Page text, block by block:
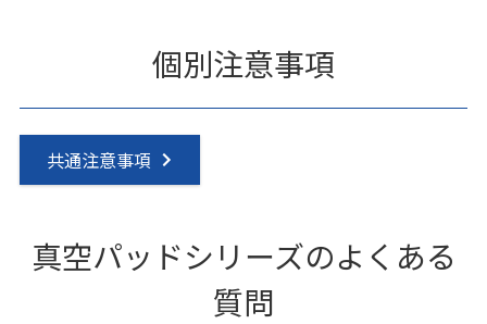
個別注意事項
共通注意事項
真空パッドシリーズのよくある
質問